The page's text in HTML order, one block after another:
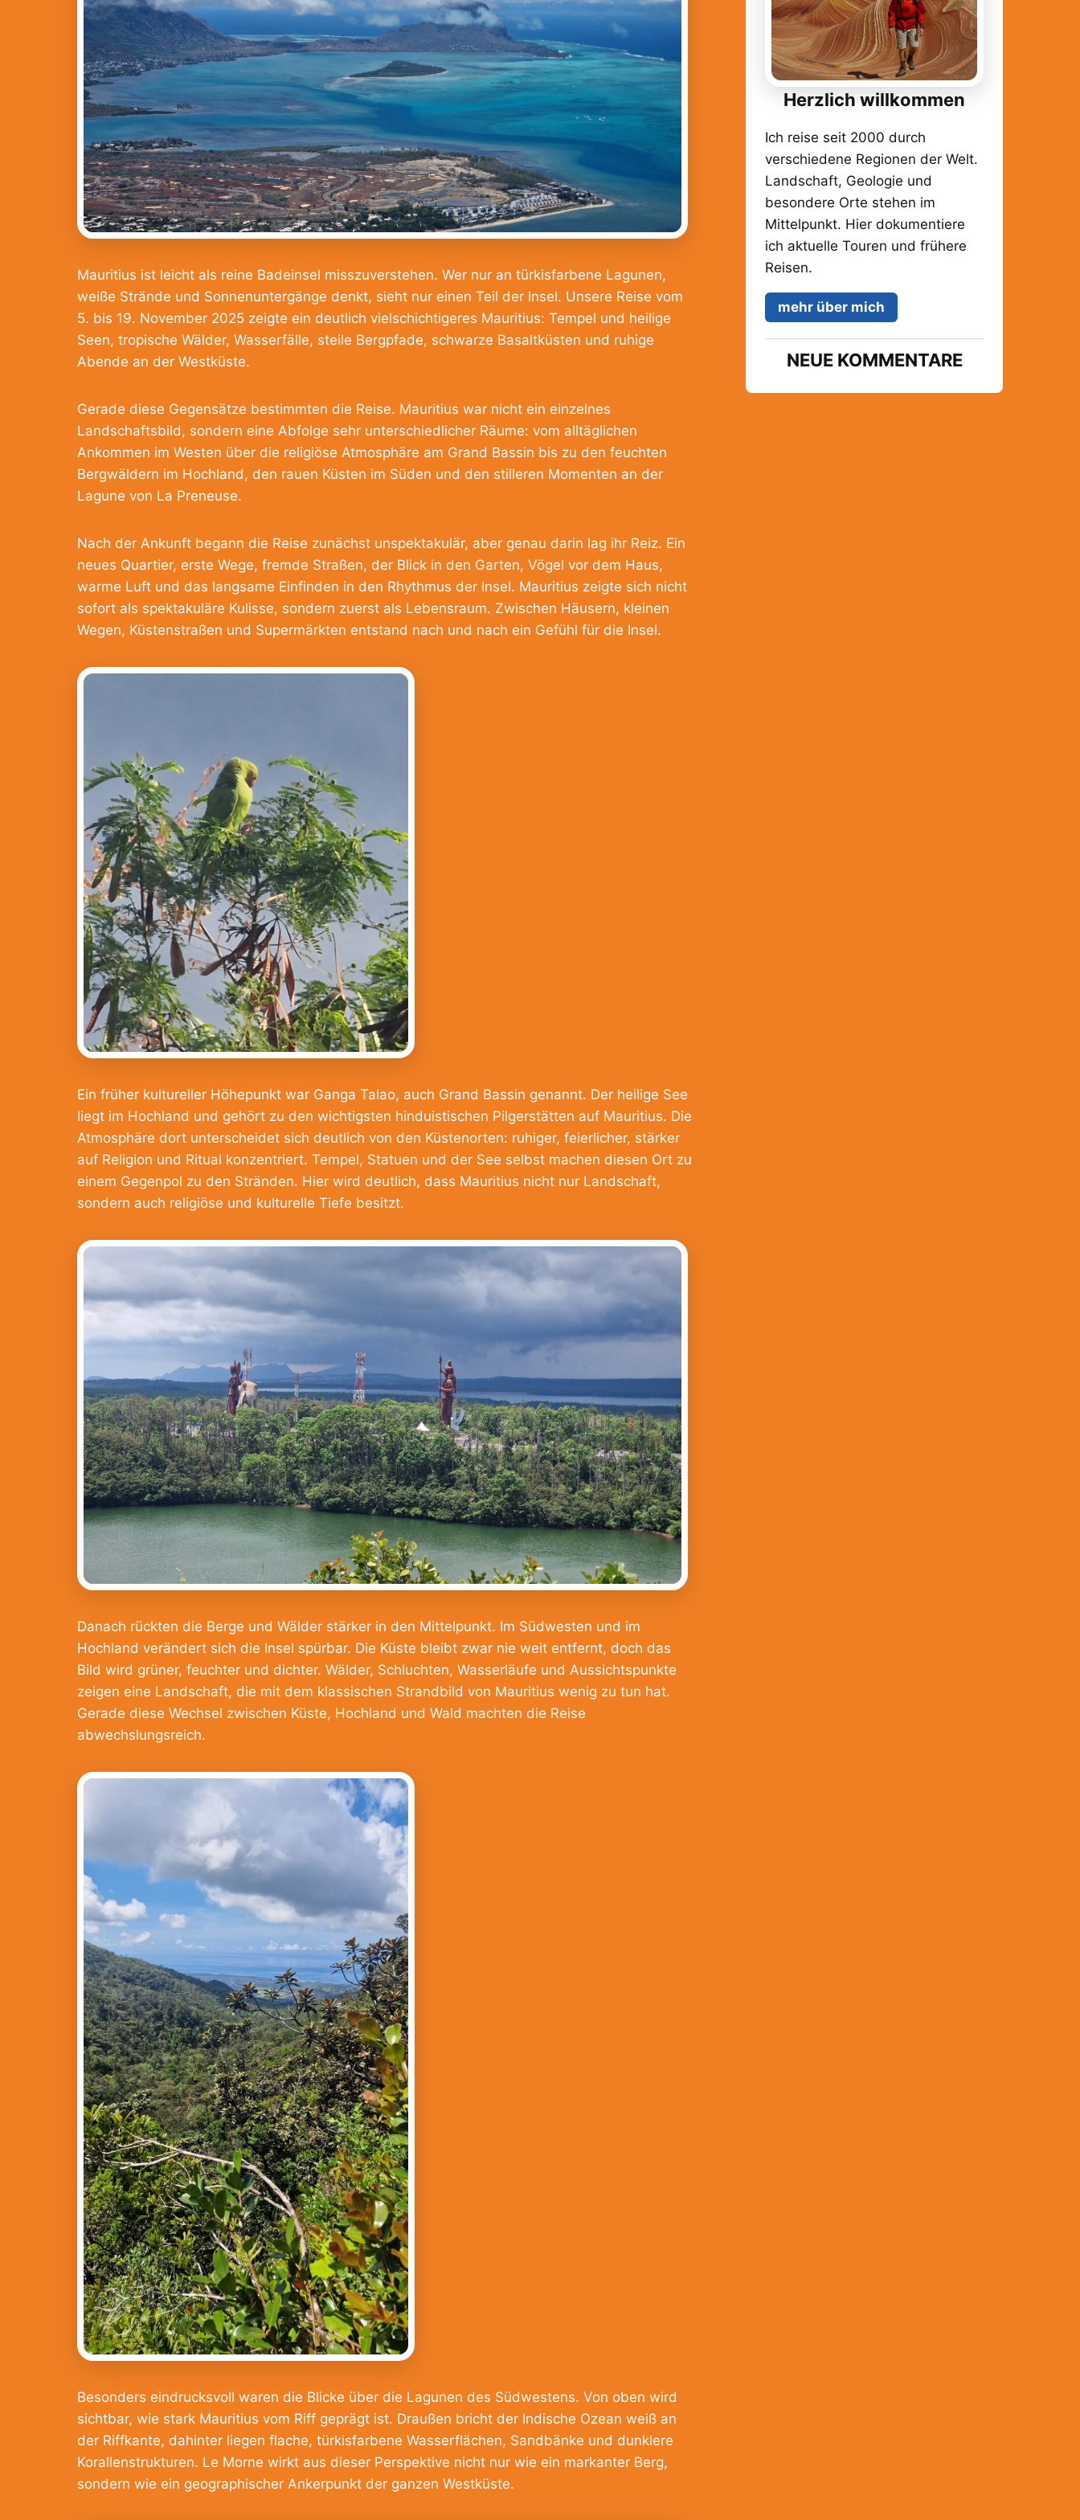
Mauritius ist leicht als reine Badeinsel misszuverstehen. Wer nur an türkisfarbene Lagunen,
weiße Strände und Sonnenuntergänge denkt, sieht nur einen Teil der Insel. Unsere Reise vom
5. bis 19. November 2025 zeigte ein deutlich vielschichtigeres Mauritius: Tempel und heilige
Seen, tropische Wälder, Wasserfälle, steile Bergpfade, schwarze Basaltküsten und ruhige
Abende an der Westküste.
Gerade diese Gegensätze bestimmten die Reise. Mauritius war nicht ein einzelnes
Landschaftsbild, sondern eine Abfolge sehr unterschiedlicher Räume: vom alltäglichen
Ankommen im Westen über die religiöse Atmosphäre am Grand Bassin bis zu den feuchten
Bergwäldern im Hochland, den rauen Küsten im Süden und den stilleren Momenten an der
Lagune von La Preneuse.
Nach der Ankunft begann die Reise zunächst unspektakulär, aber genau darin lag ihr Reiz. Ein
neues Quartier, erste Wege, fremde Straßen, der Blick in den Garten, Vögel vor dem Haus,
warme Luft und das langsame Einfinden in den Rhythmus der Insel. Mauritius zeigte sich nicht
sofort als spektakuläre Kulisse, sondern zuerst als Lebensraum. Zwischen Häusern, kleinen
Wegen, Küstenstraßen und Supermärkten entstand nach und nach ein Gefühl für die Insel.
Ein früher kultureller Höhepunkt war Ganga Talao, auch Grand Bassin genannt. Der heilige See
liegt im Hochland und gehört zu den wichtigsten hinduistischen Pilgerstätten auf Mauritius. Die
Atmosphäre dort unterscheidet sich deutlich von den Küstenorten: ruhiger, feierlicher, stärker
auf Religion und Ritual konzentriert. Tempel, Statuen und der See selbst machen diesen Ort zu
einem Gegenpol zu den Stränden. Hier wird deutlich, dass Mauritius nicht nur Landschaft,
sondern auch religiöse und kulturelle Tiefe besitzt.
Danach rückten die Berge und Wälder stärker in den Mittelpunkt. Im Südwesten und im
Hochland verändert sich die Insel spürbar. Die Küste bleibt zwar nie weit entfernt, doch das
Bild wird grüner, feuchter und dichter. Wälder, Schluchten, Wasserläufe und Aussichtspunkte
zeigen eine Landschaft, die mit dem klassischen Strandbild von Mauritius wenig zu tun hat.
Gerade diese Wechsel zwischen Küste, Hochland und Wald machten die Reise
abwechslungsreich.
Besonders eindrucksvoll waren die Blicke über die Lagunen des Südwestens. Von oben wird
sichtbar, wie stark Mauritius vom Riff geprägt ist. Draußen bricht der Indische Ozean weiß an
der Riffkante, dahinter liegen flache, türkisfarbene Wasserflächen, Sandbänke und dunklere
Korallenstrukturen. Le Morne wirkt aus dieser Perspektive nicht nur wie ein markanter Berg,
sondern wie ein geographischer Ankerpunkt der ganzen Westküste.
Herzlich willkommen
Ich reise seit 2000 durch
verschiedene Regionen der Welt.
Landschaft, Geologie und
besondere Orte stehen im
Mittelpunkt. Hier dokumentiere
ich aktuelle Touren und frühere
Reisen.
mehr über mich
NEUE KOMMENTARE